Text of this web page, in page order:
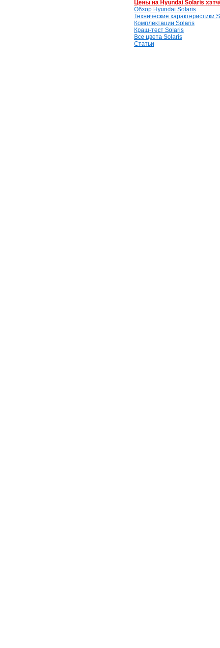
Цены на Hyundai Solaris
Обзор Hyundai Solaris
Технические характеристики
Комплектации Solaris
Краш-тест Solaris
Все цвета Solaris
Статьи